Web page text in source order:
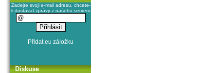
Zadejte svoji e-mail adresu, chcete-
li dostávat zprávy z našeho serveru
Diskuse